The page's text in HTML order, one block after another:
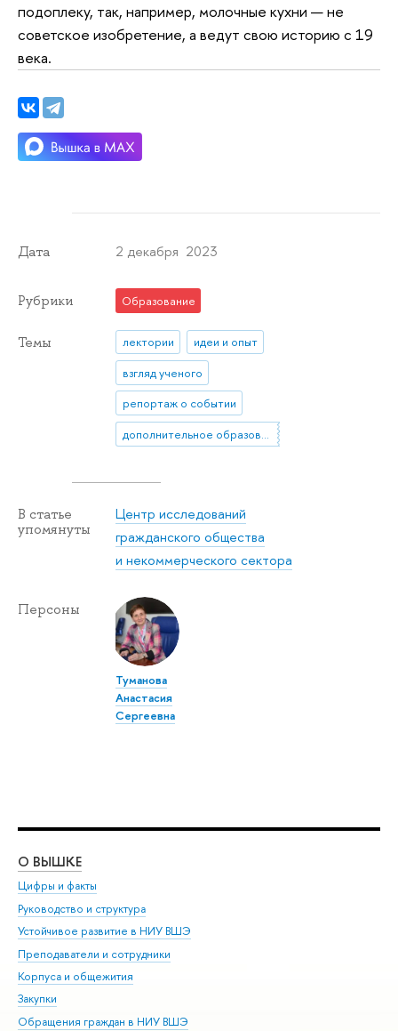
подоплеку, так, например, молочные кухни — не
советское изобретение, а ведут свою историю с 19
века.
Дата 2 декабря 2023
Рубрики Образование
Темы лектории
идеи и опыт
взгляд ученого
репортаж о событии
дополнительное образование
В статье
упомянуты
Центр исследований
гражданского общества
и некоммерческого сектора
Персоны
Туманова
Анастасия
Сергеевна
О ВЫШКЕ
Цифры и факты
Руководство и структура
Устойчивое развитие в НИУ ВШЭ
Преподаватели и сотрудники
Корпуса и общежития
Закупки
Обращения граждан в НИУ ВШЭ